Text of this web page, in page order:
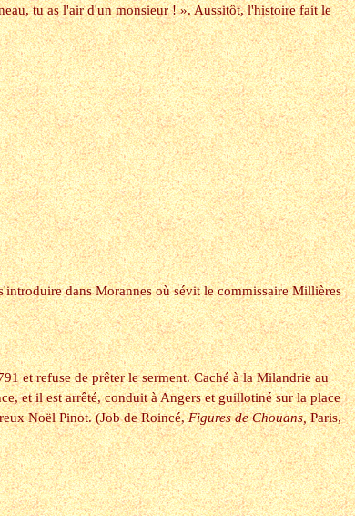
tu as l'air d'un monsieur ! ». Aussitôt, l'histoire fait le
dans Morannes où sévit le commissaire Millières
et refuse de prêter le serment. Caché à la Milandrie au
et il est arrêté, conduit à Angers et guillotiné sur la place
Noël Pinot. (Job de Roincé,Figures de Chouans,Paris,